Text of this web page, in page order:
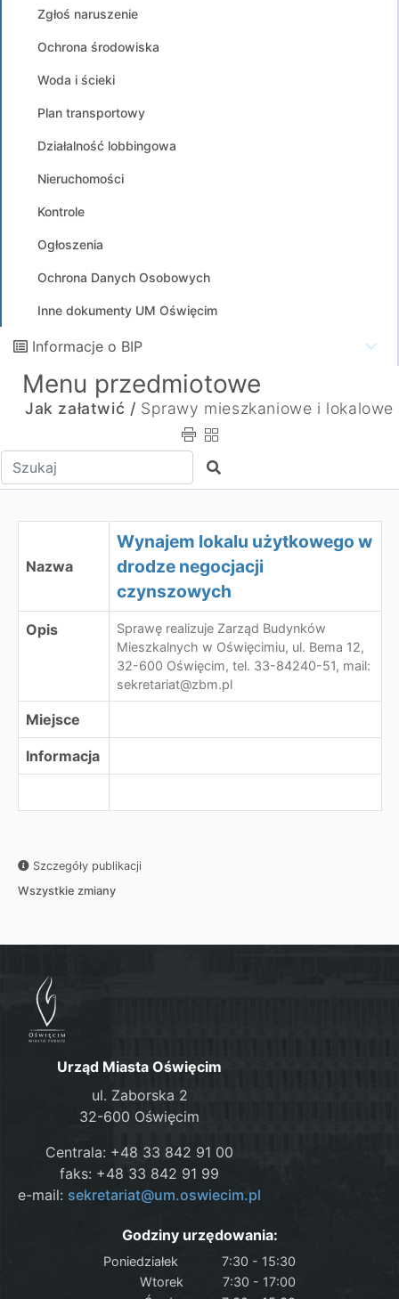
Zgłoś naruszenie
Ochrona środowiska
Woda i ścieki
Plan transportowy
Działalność lobbingowa
Nieruchomości
Kontrole
Ogłoszenia
Ochrona Danych Osobowych
Inne dokumenty UM Oświęcim
Informacje o BIP
Menu przedmiotowe
Jak załatwić / Sprawy mieszkaniowe i lokalowe
Wpisz tekst do wyszukania Szukaj
Nazwa
Wynajem lokalu użytkowego w
drodze negocjacji
czynszowych
Opis
Sprawę realizuje Zarząd Budynków
Mieszkalnych w Oświęcimiu, ul. Bema 12,
32-600 Oświęcim, tel. 33-84240-51, mail:
sekretariat@zbm.pl
Miejsce
Informacja
Szczegóły publikacji
Wszystkie zmiany
Urząd Miasta Oświęcim
ul. Zaborska 2
32-600 Oświęcim
Centrala: +48 33 842 91 00
faks: +48 33 842 91 99
e-mail: sekretariat@um.oswiecim.pl
Godziny urzędowania:
Poniedziałek
7:30 - 15:30
Wtorek
7:30 - 17:00